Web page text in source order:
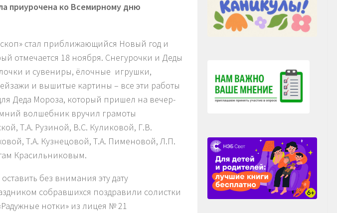
приурочена ко Всемирному дню
стал приближающийся Новый год и
отмечается 18 ноября. Снегурочки и Деды
и сувениры, ёлочные игрушки,
и вышитые картины – все эти работы
Деда Мороза, который пришел на вечер-
волшебник вручил грамоты
Т.А. Рузиной, В.С. Куликовой, Г.В.
Т.А. Кузнецовой, Т.А. Пименовой, Л.П.
Красильниковым.
без внимания эту дату
собравшихся поздравили солистки
нотки» из лицея № 21